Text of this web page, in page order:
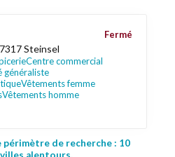
Steinsel
Centre commercial
généraliste
Vêtements femme
Vêtements homme
Fermé
périmètre de recherche : 10